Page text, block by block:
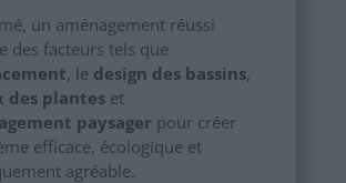
un aménagement réussi
des facteurs tels que
, le design des bassins,
des planteset
paysager pour créer
efficace, écologique et
agréable.